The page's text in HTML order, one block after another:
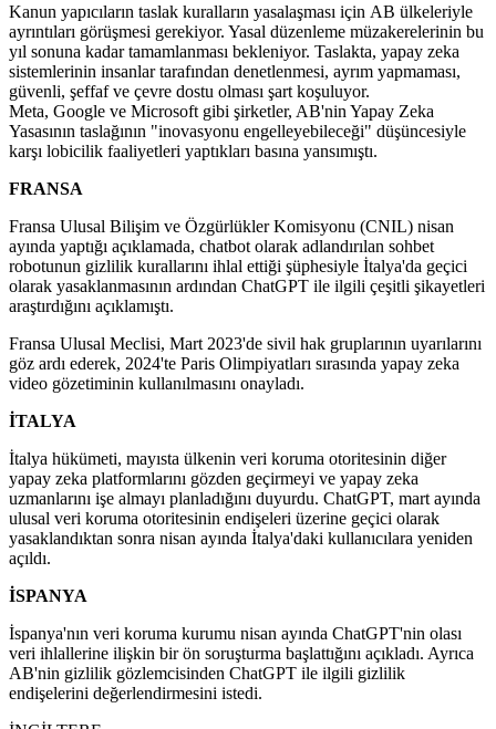
Kanun yapıcıların taslak kuralların yasalaşması için AB ülkeleriyle
ayrıntıları görüşmesi gerekiyor. Yasal düzenleme müzakerelerinin bu
yıl sonuna kadar tamamlanması bekleniyor. Taslakta, yapay zeka
sistemlerinin insanlar tarafından denetlenmesi, ayrım yapmaması,
güvenli, şeffaf ve çevre dostu olması şart koşuluyor.
Meta, Google ve Microsoft gibi şirketler, AB'nin Yapay Zeka
Yasasının taslağının "inovasyonu engelleyebileceği" düşüncesiyle
karşı lobicilik faaliyetleri yaptıkları basına yansımıştı.
FRANSA
Fransa Ulusal Bilişim ve Özgürlükler Komisyonu (CNIL) nisan
ayında yaptığı açıklamada, chatbot olarak adlandırılan sohbet
robotunun gizlilik kurallarını ihlal ettiği şüphesiyle İtalya'da geçici
olarak yasaklanmasının ardından ChatGPT ile ilgili çeşitli şikayetleri
araştırdığını açıklamıştı.
Fransa Ulusal Meclisi, Mart 2023'de sivil hak gruplarının uyarılarını
göz ardı ederek, 2024'te Paris Olimpiyatları sırasında yapay zeka
video gözetiminin kullanılmasını onayladı.
İTALYA
İtalya hükümeti, mayısta ülkenin veri koruma otoritesinin diğer
yapay zeka platformlarını gözden geçirmeyi ve yapay zeka
uzmanlarını işe almayı planladığını duyurdu. ChatGPT, mart ayında
ulusal veri koruma otoritesinin endişeleri üzerine geçici olarak
yasaklandıktan sonra nisan ayında İtalya'daki kullanıcılara yeniden
açıldı.
İSPANYA
İspanya'nın veri koruma kurumu nisan ayında ChatGPT'nin olası
veri ihlallerine ilişkin bir ön soruşturma başlattığını açıkladı. Ayrıca
AB'nin gizlilik gözlemcisinden ChatGPT ile ilgili gizlilik
endişelerini değerlendirmesini istedi.